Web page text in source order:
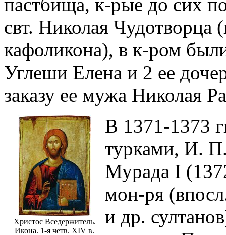
пастбища, к-рые до сих
свт. Николая Чудотворца
кафоликона), в к-ром
Углеши Елена и 2 ее
заказу ее мужа Николая
Христос Вседержитель.
Икона. 1-я четв. XIV в.
В 1371-1373
турками, И.
Мурада I
мон-ря
и др.